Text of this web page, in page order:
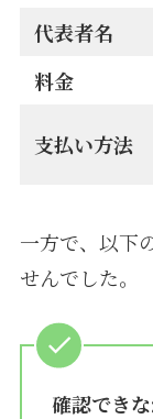
代表者名
料金
支払い方法
一方で、以下
せんでした。
確認でき